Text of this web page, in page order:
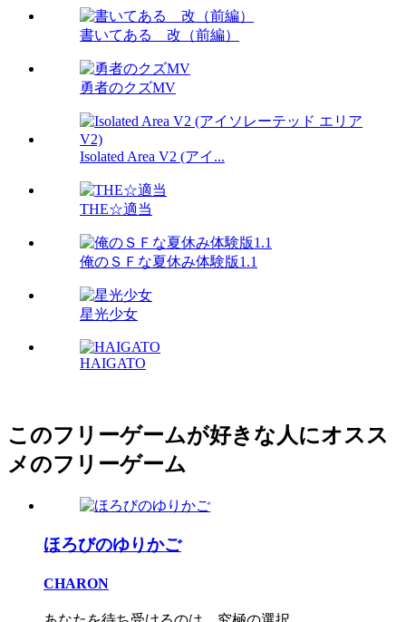
書いてある 改（前編）
勇者のクズMV
Isolated Area V2 (アイ...
THE☆適当
俺のＳＦな夏休み体験版1.1
星光少女
HAIGATO
このフリーゲームが好きな人にオスス
メのフリーゲーム
ほろびのゆりかご
CHARON